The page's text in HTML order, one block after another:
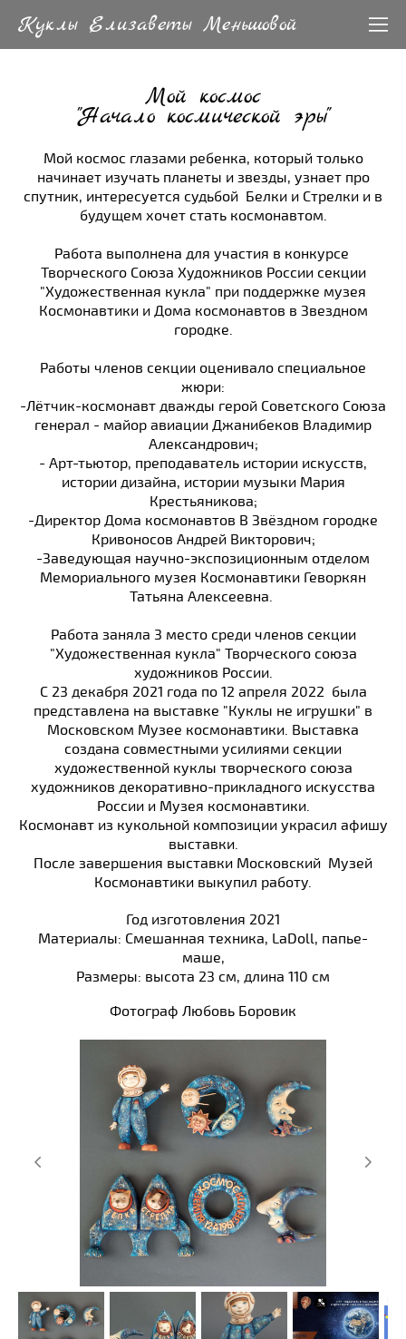
Куклы Елизаветы Меньшовой
Мой космос
"Начало космической эры"
Мой космос глазами ребенка, который только
начинает изучать планеты и звезды, узнает про
спутник, интересуется судьбой Белки и Стрелки и в
будущем хочет стать космонавтом.
Работа выполнена для участия в конкурсе
Творческого Союза Художников России секции
"Художественная кукла" при поддержке музея
Космонавтики и Дома космонавтов в Звездном
городке.
Работы членов секции оценивало специальное
жюри:
-Лётчик-космонавт дважды герой Советского Союза
генерал - майор авиации Джанибеков Владимир
Александрович;
- Арт-тьютор, преподаватель истории искусств,
истории дизайна, истории музыки Мария
Крестьяникова;
-Директор Дома космонавтов В Звёздном городке
Кривоносов Андрей Викторович;
-Заведующая научно-экспозиционным отделом
Мемориального музея Космонавтики Геворкян
Татьяна Алексеевна.
Работа заняла 3 место среди членов секции
"Художественная кукла" Творческого союза
художников России.
С 23 декабря 2021 года по 12 апреля 2022 была
представлена на выставке "Куклы не игрушки" в
Московском Музее космонавтики. Выставка
создана совместными усилиями секции
художественной куклы творческого союза
художников декоративно-прикладного искусства
России и Музея космонавтики.
Космонавт из кукольной композиции украсил афишу
выставки.
После завершения выставки Московский Музей
Космонавтики выкупил работу.
Год изготовления 2021
Материалы: Смешанная техника, LaDoll, папье-
маше,
Размеры: высота 23 см, длина 110 см
Фотограф Любовь Боровик